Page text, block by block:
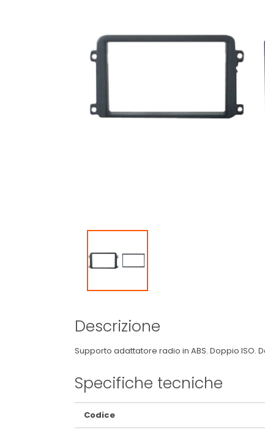
Descrizione
Supporto adattatore radio in ABS. Doppio ISO.
Specifiche tecniche
Maggiori
Informazioni
Codice